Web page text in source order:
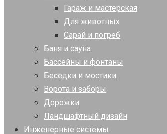
Гараж и мастерская
Для животных
Сарай и погреб
Баня и сауна
Бассейны и фонтаны
Беседки и мостики
Ворота и заборы
Дорожки
Ландшафтный дизайн
Инженерные системы